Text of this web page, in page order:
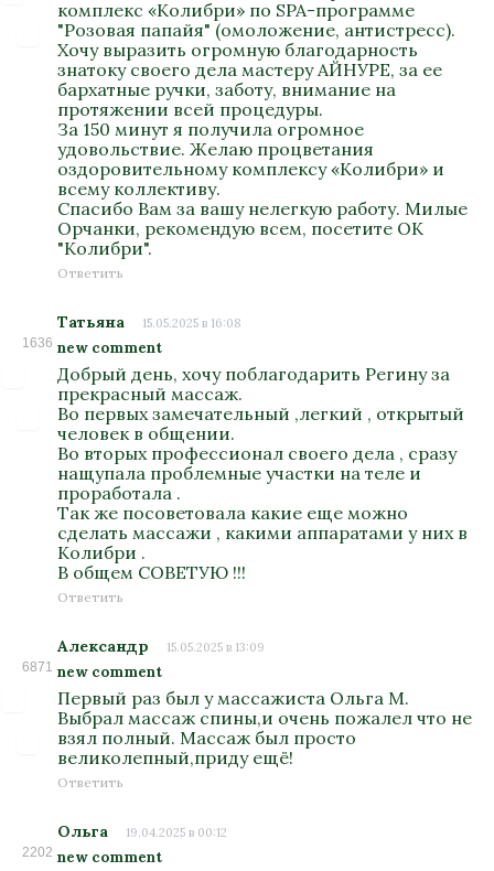
комплекс «Колибри» по SPA-программе
"Розовая папайя" (омоложение, антистресс).
Хочу выразить огромную благодарность
знатоку своего дела мастеру АЙНУРЕ, за ее
бархатные ручки, заботу, внимание на
протяжении всей процедуры.
За 150 минут я получила огромное
удовольствие. Желаю процветания
оздоровительному комплексу «Колибри» и
всему коллективу.
Спасибо Вам за вашу нелегкую работу. Милые
Орчанки, рекомендую всем, посетите ОК
"Колибри".
Ответить
1636
Татьяна 15.05.2025 в 16:08
new comment
Добрый день, хочу поблагодарить Регину за
прекрасный массаж.
Во первых замечательный ,легкий , открытый
человек в общении.
Во вторых профессионал своего дела , сразу
нащупала проблемные участки на теле и
проработала .
Так же посоветовала какие еще можно
сделать массажи , какими аппаратами у них в
Колибри .
В общем СОВЕТУЮ !!!
Ответить
6871
Александр 15.05.2025 в 13:09
new comment
Первый раз был у массажиста Ольга М.
Выбрал массаж спины,и очень пожалел что не
взял полный. Массаж был просто
великолепный,приду ещё!
Ответить
2202
Ольга 19.04.2025 в 00:12
new comment